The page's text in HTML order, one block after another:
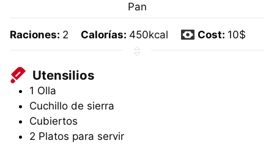
Pan
Raciones: 2 Calorías: 450kcal Cost: 10$
Utensilios
1 Olla
Cuchillo de sierra
Cubiertos
2 Platos para servir